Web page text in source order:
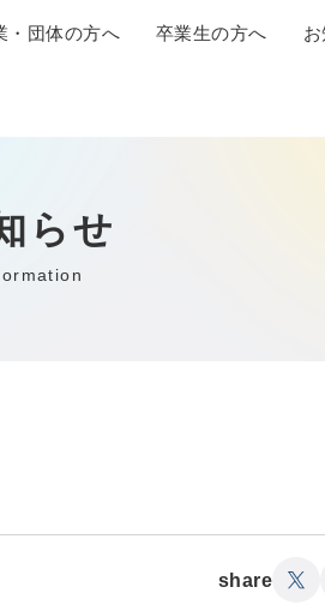
・団体の方へ 卒業生の方へ
らせ
share